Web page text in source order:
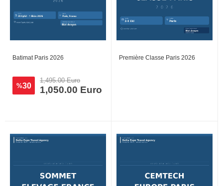
Batimat Paris 2026
%30
1,495.00 Euro
1,050.00 Euro
Première Classe Paris 2026